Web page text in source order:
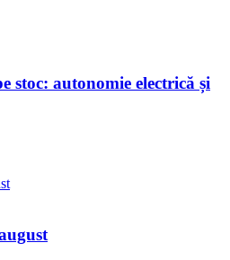
stoc: autonomie electrică și